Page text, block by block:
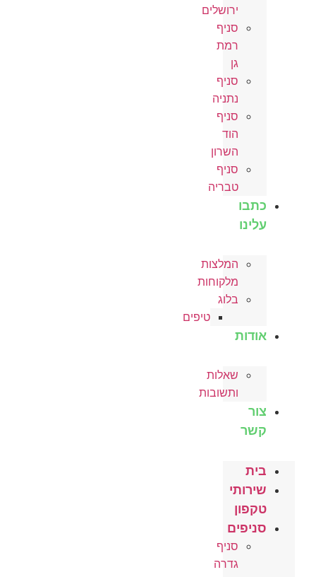
ירושלים
סניף
רמת
גן
סניף
נתניה
סניף
הוד
השרון
סניף
טבריה
כתבו
עלינו
המלצות
מלקוחות
בלוג
טיפים
אודות
שאלות
ותשובות
צור
קשר
בית
שירותי
טקפון
סניפים
סניף
גדרה